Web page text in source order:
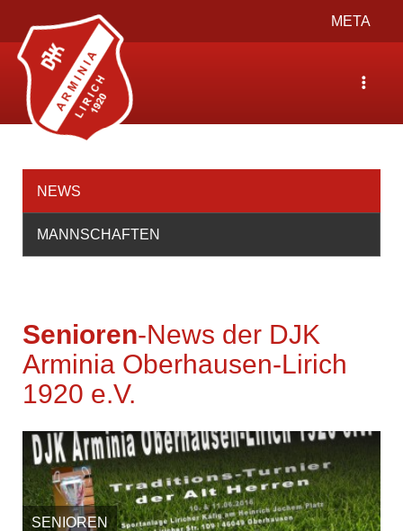
Toggle
navigation
META
Toggle
NEWS
MANNSCHAFTEN
Senioren-News der DJK
Arminia Oberhausen-Lirich
1920 e.V.
SENIOREN